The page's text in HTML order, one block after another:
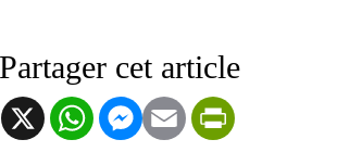
Facebook
X WhatsApp
Messenger
Email